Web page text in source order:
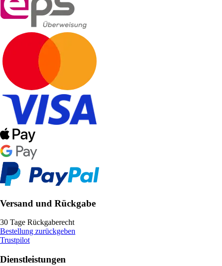
Versand und Rückgabe
30 Tage Rückgaberecht
Bestellung zurückgeben
Trustpilot
Dienstleistungen